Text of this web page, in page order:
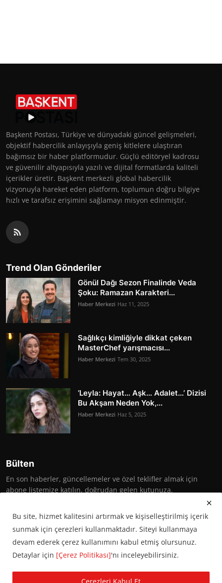
Başkent Postası, Türkiye ve dünyadaki güncel gelişmeleri,
objektif habercilik anlayışıyla geniş kitlelere ulaştıran
bağımsız bir haber platformudur. Güçlü editöryel kadrosu
ve güvenilir altyapısıyla yazılı ve dijital formatlarda kaliteli
içerikler üretir. Başkent merkezli global habercilik
vizyonuyla hareket eden platform, toplumun doğru bilgiye
hızlı ve tarafsız erişimini sağlamayı misyon edinmiştir.
Trend Olan Gönderiler
Gönül Dağı Sezon Finalinde Veda
Şoku: Ramazan Karakteri...
Haber Merkezi Haz 11, 2025
Sağlıkçı kimliğiyle dikkat çeken
MasterChef yarışmacısı...
Haber Merkezi Tem 30, 2025
‘Leyla: Hayat… Aşk… Adalet…’ Dizisi
Bu Akşam Neden Yok,...
Haber Merkezi Haz 5, 2025
Bülten
En son haberler, güncellemeler ve özel teklifler almak için
abone listemize katılın, doğrudan gelen kutunuza.
Abone Ol
Bu site, hizmet kalitesini artırmak ve kişiselleştirilmiş içerik
sunmak için çerezleri kullanmaktadır. Siteyi kullanmaya
devam ederek çerez kullanımını kabul etmiş olursunuz.
Detaylar için [Çerez Politikası]'nı inceleyebilirsiniz.